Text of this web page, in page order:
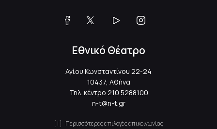
Εθνικό Θέατρο
Αγίου Κωνσταντίνου 22-24
10437, Αθήνα
Τηλ. κέντρο 210 5288100
n-t@n-t.gr
Περισσότερες επιλογές επικοινωνίας